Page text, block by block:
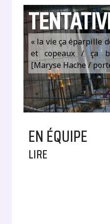
« la vie ça éparpille
et copeaux / ça
[Maryse Hache /
EN ÉQUIPE
LIRE